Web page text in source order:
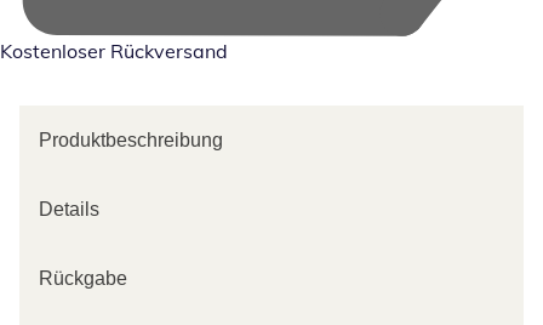
Kostenloser Rückversand
Produktbeschreibung
Details
Rückgabe